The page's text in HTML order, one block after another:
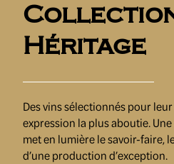
Héritage
Des vins sélectionnés pour
expression la plus aboutie.
met en lumière le savoir-faire,
d’une production d’exception.